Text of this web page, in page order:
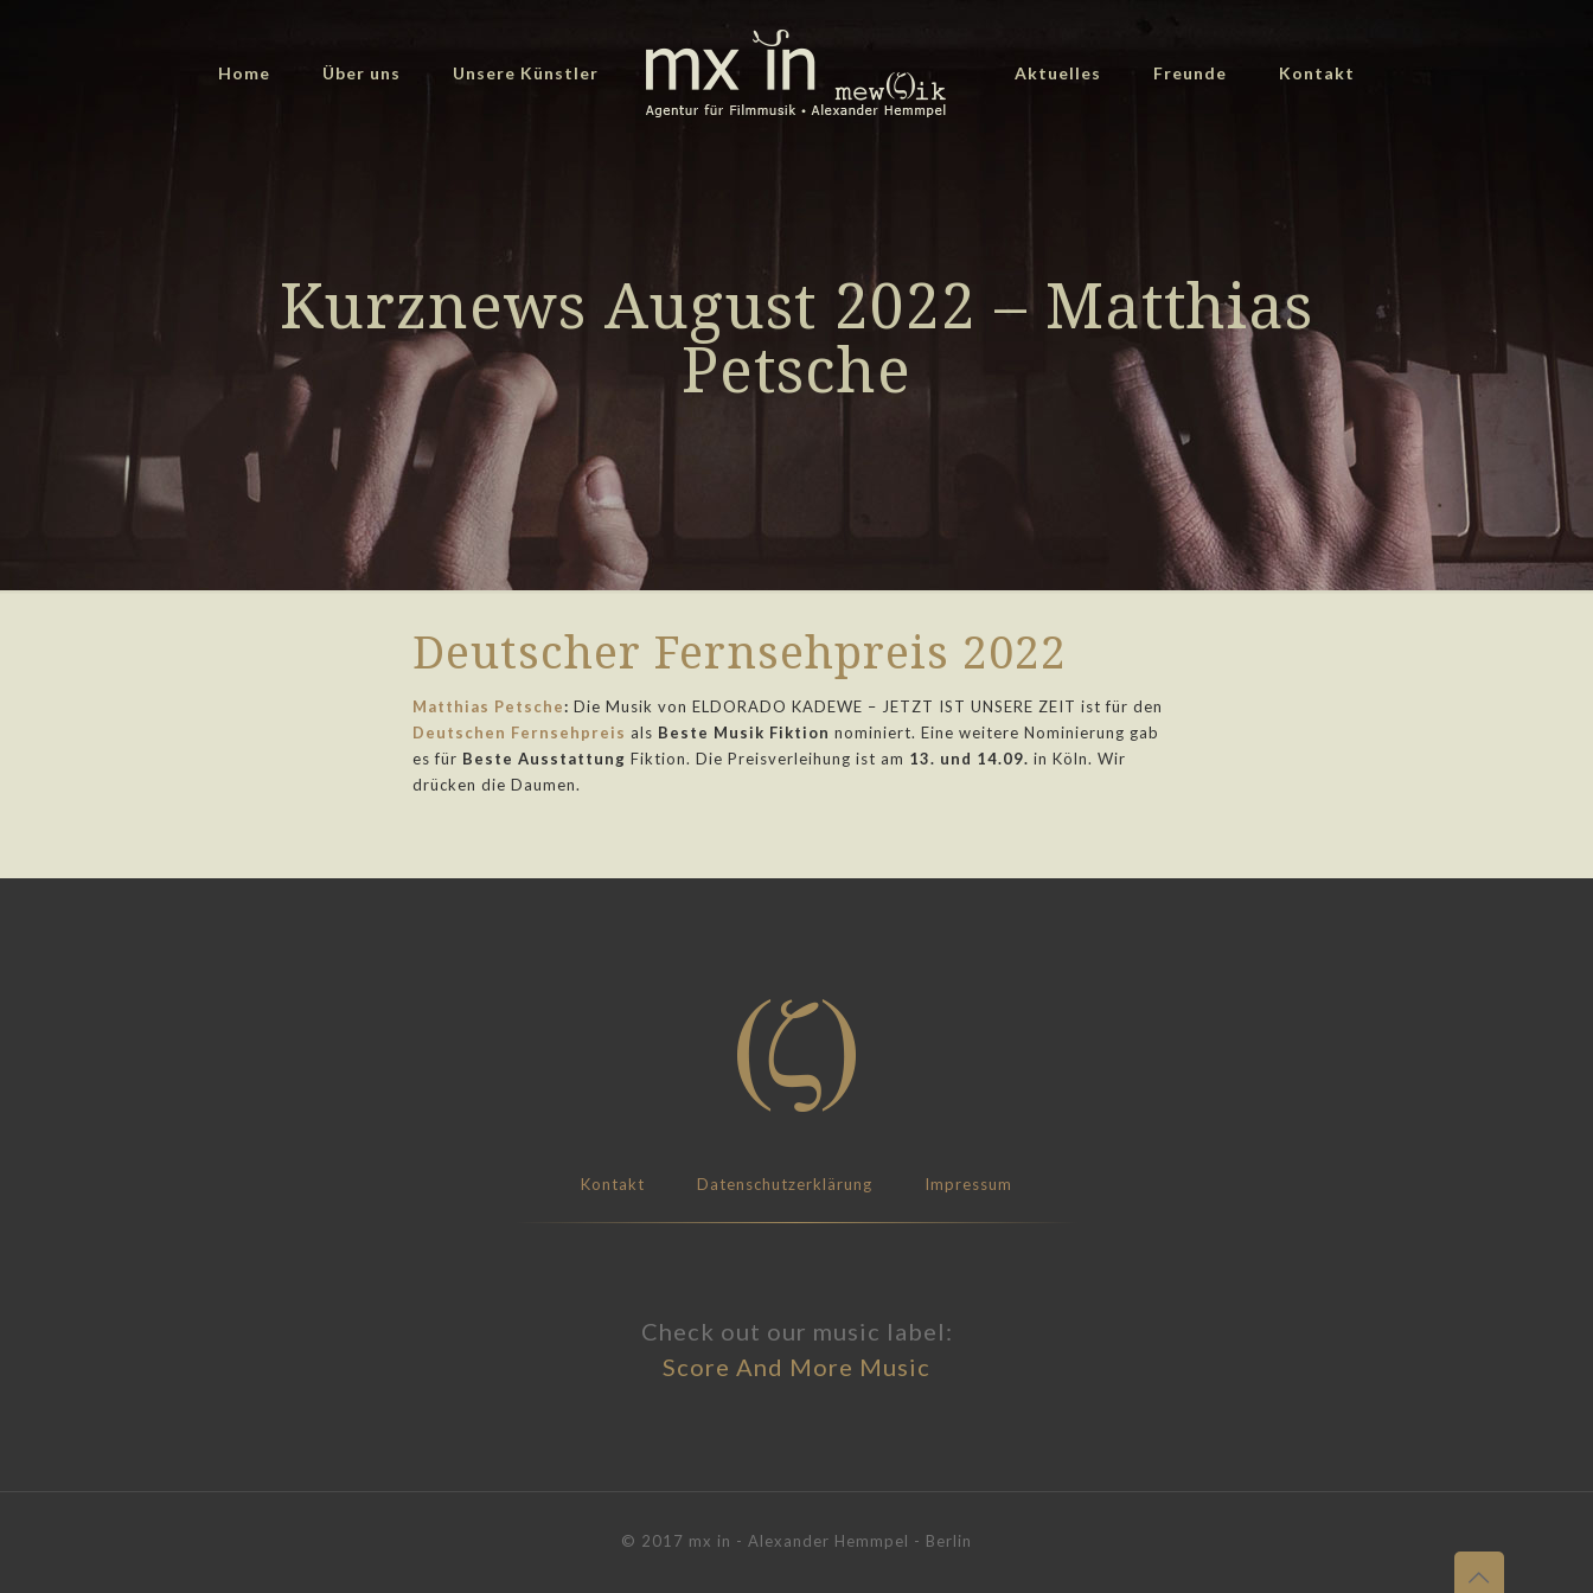
Home Über uns Unsere Künstler Aktuelles Freunde Kontakt
Kurznews August 2022 – Matthias
Petsche
Deutscher Fernsehpreis 2022
Matthias Petsche: Die Musik von ELDORADO KADEWE – JETZT IST UNSERE ZEIT ist für den
Deutschen Fernsehpreis als Beste Musik Fiktion nominiert. Eine weitere Nominierung gab
es für Beste Ausstattung Fiktion. Die Preisverleihung ist am 13. und 14.09. in Köln. Wir
drücken die Daumen.
Kontakt Datenschutzerklärung Impressum
Check out our music label:
Score And More Music
© 2017 mx in - Alexander Hemmpel - Berlin